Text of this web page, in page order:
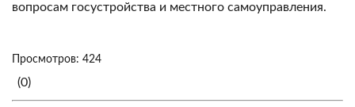
вопросам госустройства и местного самоуправления.
Просмотров: 424
(0)